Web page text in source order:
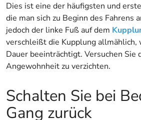
Dies ist eine der häufigsten und
die man sich zu Beginn des Fahrens
jedoch der linke Fuß auf dem
verschleißt die Kupplung allmählich,
Dauer beeinträchtigt. Versuchen Sie
Angewohnheit zu verzichten.
Schalten Sie bei
Gang zurück